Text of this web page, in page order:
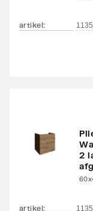
artikel:
2
artikel: